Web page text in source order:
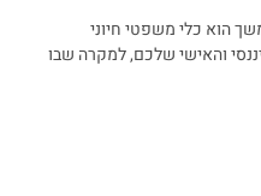
הוא כלי משפטי חיוני
והאישי שלכם, למקרה שבו